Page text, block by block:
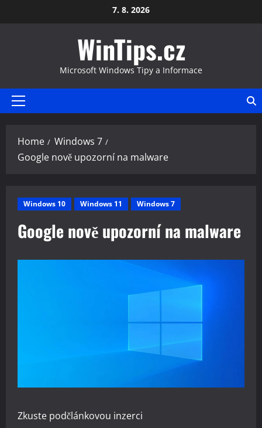
to
7. 8. 2026
WinTips.cz
Microsoft Windows Tipy a Informace
Primary
Home
Windows 7
Google nově upozorní na malware
Windows 10 Windows 11 Windows 7
Google nově upozorní na malware
Zkuste podčlánkovou inzerci